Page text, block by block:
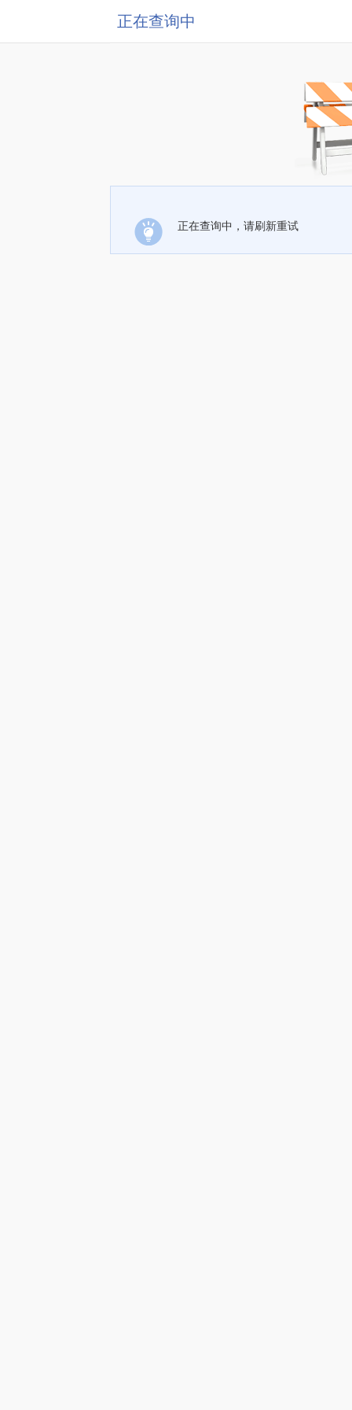
正在查询中
正在查询中，请刷新重试